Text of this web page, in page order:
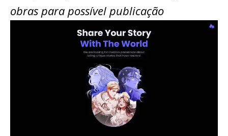
obras para possível publicação